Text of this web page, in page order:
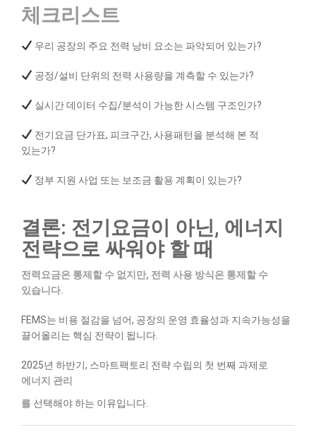
체크리스트
우리 공장의 주요 전력 낭비 요소는 파악되어 있는가?
공정/설비 단위의 전력 사용량을 계측할 수 있는가?
실시간 데이터 수집/분석이 가능한 시스템 구조인가?
전기요금 단가표, 피크구간, 사용패턴을 분석해 본 적
있는가?
정부 지원 사업 또는 보조금 활용 계획이 있는가?
결론: 전기요금이 아닌, 에너지
전략으로 싸워야 할 때
전력요금은 통제할 수 없지만, 전력 사용 방식은 통제할 수
있습니다.
FEMS는 비용 절감을 넘어, 공장의 운영 효율성과 지속가능성을
끌어올리는 핵심 전략이 됩니다.
2025년 하반기, 스마트팩토리 전략 수립의 첫 번째 과제로
에너지 관리
를 선택해야 하는 이유입니다.